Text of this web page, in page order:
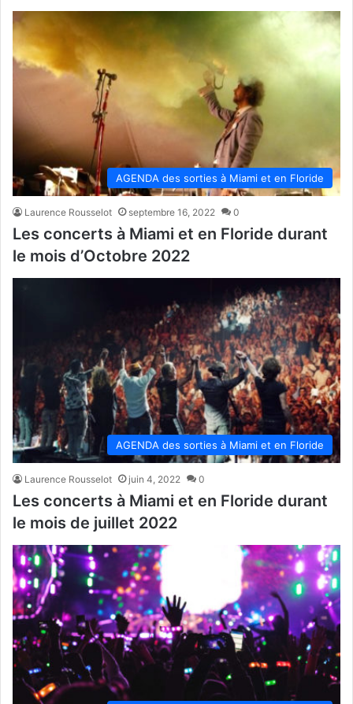
AGENDA des sorties à Miami et en Floride
Laurence Rousselot septembre 16, 2022 0
Les concerts à Miami et en Floride durant
le mois d’Octobre 2022
AGENDA des sorties à Miami et en Floride
Laurence Rousselot juin 4, 2022 0
Les concerts à Miami et en Floride durant
le mois de juillet 2022